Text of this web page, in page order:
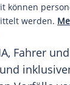
können
werden.
Fahrer